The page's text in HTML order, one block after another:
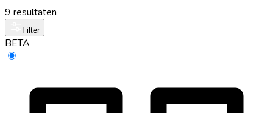
9 resultaten
Filter
BETA